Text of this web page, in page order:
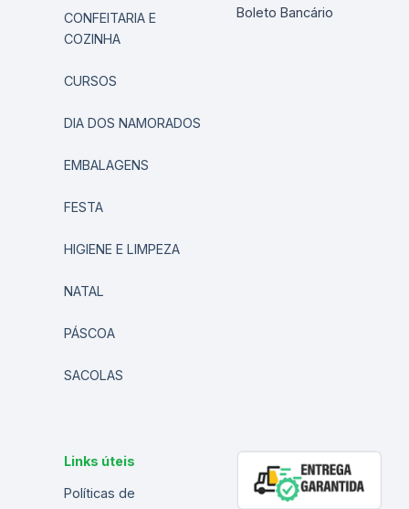
CONFEITARIA E
COZINHA
CURSOS
DIA DOS NAMORADOS
EMBALAGENS
FESTA
HIGIENE E LIMPEZA
NATAL
PÁSCOA
SACOLAS
Boleto Bancário
Links úteis
Políticas de